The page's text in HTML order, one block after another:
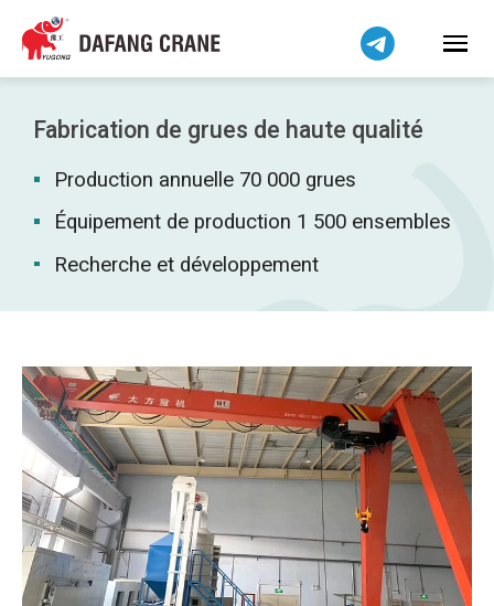
Fabrication de grues de haute qualité
Production annuelle 70 000 grues
Équipement de production 1 500 ensembles
Recherche et développement
Bahasa Indonesia
Bahasa Melayu
Tiếng Việt
简体中文
فارسی
Pilipino
اردو
Беларуская мова
Kiswahili
Dansk
Norsk
O‘zbekcha